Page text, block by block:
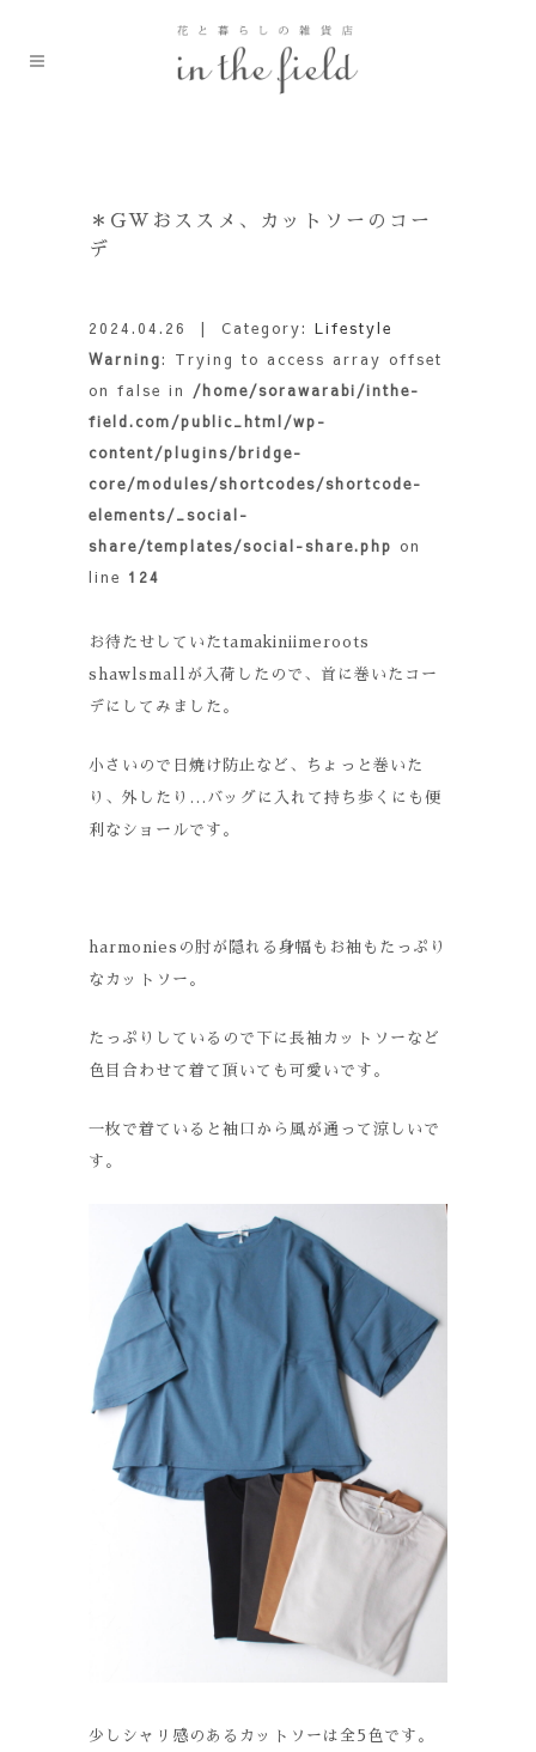
＊GWおススメ、カットソーのコー
デ
2024.04.26 | Category: Lifestyle
Warning: Trying to access array offset
on false in /home/sorawarabi/inthe-
field.com/public_html/wp-
content/plugins/bridge-
core/modules/shortcodes/shortcode-
elements/_social-
share/templates/social-share.php on
line 124
お待たせしていたtamakiniimeroots
shawlsmallが入荷したので、首に巻いたコー
デにしてみました。
小さいので日焼け防止など、ちょっと巻いた
り、外したり…バッグに入れて持ち歩くにも便
利なショールです。
harmoniesの肘が隠れる身幅もお袖もたっぷり
なカットソー。
たっぷりしているので下に長袖カットソーなど
色目合わせて着て頂いても可愛いです。
一枚で着ていると袖口から風が通って涼しいで
す。
少しシャリ感のあるカットソーは全5色です。